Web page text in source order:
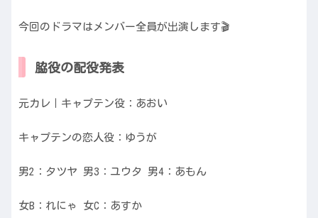
今回のドラマはメンバー全員が出演します🎬
脇役の配役発表
元カレ｜キャプテン役：あおい
キャプテンの恋人役：ゆうが
男2：タツヤ 男3：ユウタ 男4：あもん
女B：れにゃ 女C：あすか